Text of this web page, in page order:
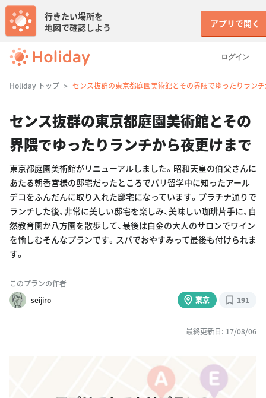
ログイン
行きたい場所を
地図で確認しよう
アプリで開く
Holiday トップ センス抜群の東京都庭園美術館とその界隈でゆったりラン
センス抜群の東京都庭園美術館とその
界隈でゆったりランチから夜更けまで
東京都庭園美術館がリニューアルしました。昭和天皇の伯父さんに
あたる朝香宮様の邸宅だったところでパリ留学中に知ったアール
デコをふんだんに取り入れた邸宅になっています。プラチナ通りで
ランチした後、非常に美しい邸宅を楽しみ、美味しい珈琲片手に、自
然教育園か八方園を散歩して、最後は白金の大人のサロンでワイン
を愉しむそんなプランです。スパでおやすみって最後も付けられま
す。
このプランの作者
seijiro
東京 191
最終更新日: 17/08/06